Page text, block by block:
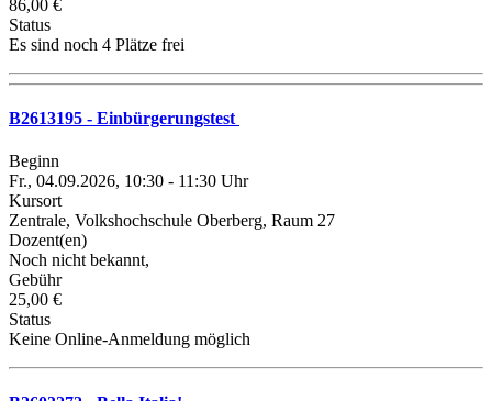
86,00 €
Status
Es sind noch 4 Plätze frei
B2613195 - Einbürgerungstest
Beginn
Fr., 04.09.2026, 10:30 - 11:30 Uhr
Kursort
Zentrale, Volkshochschule Oberberg, Raum 27
Dozent(en)
Noch nicht bekannt,
Gebühr
25,00 €
Status
Keine Online-Anmeldung möglich